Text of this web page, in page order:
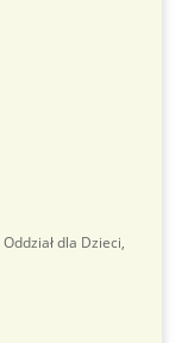
Oddział dla Dzieci,